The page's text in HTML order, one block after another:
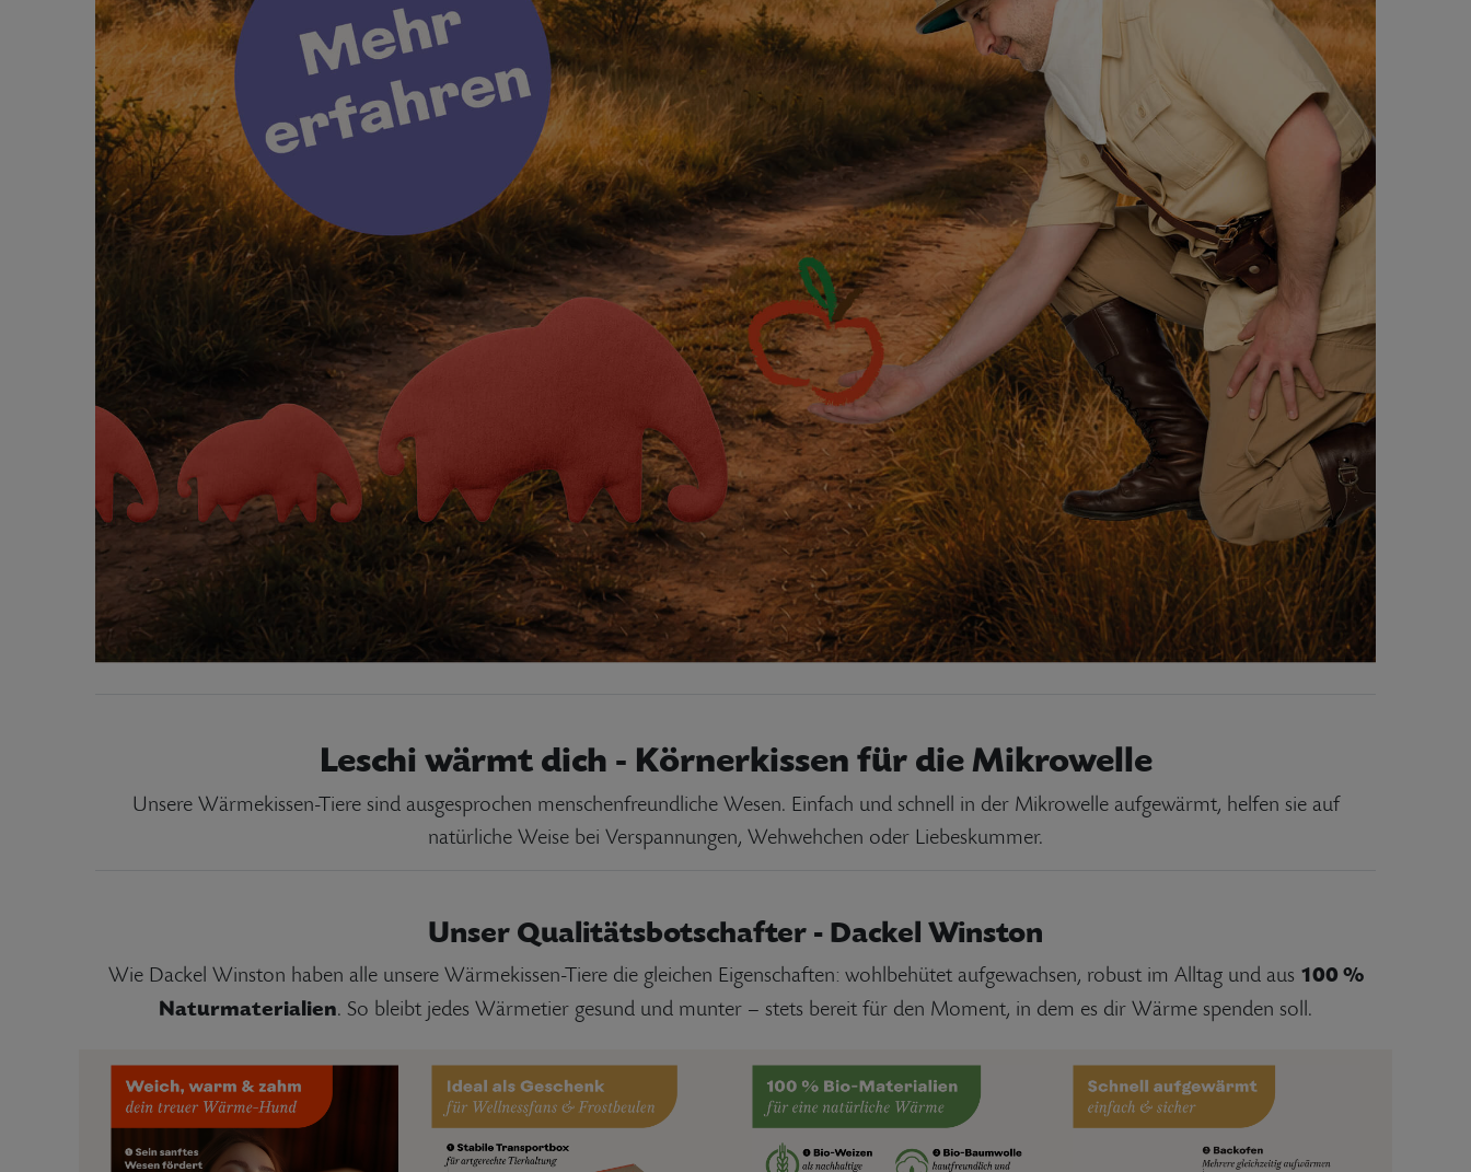
Leschi wärmt dich - Körnerkissen für die Mikrowelle
Unsere Wärmekissen-Tiere sind ausgesprochen menschenfreundliche Wesen. Einfach und schnell in der Mikrowelle aufgewärmt, helfen sie auf
natürliche Weise bei Verspannungen, Wehwehchen oder Liebeskummer.
Unser Qualitätsbotschafter - Dackel Winston
Wie Dackel Winston haben alle unsere Wärmekissen-Tiere die gleichen Eigenschaften: wohlbehütet aufgewachsen, robust im Alltag und aus 100 %
Naturmaterialien. So bleibt jedes Wärmetier gesund und munter – stets bereit für den Moment, in dem es dir Wärme spenden soll.